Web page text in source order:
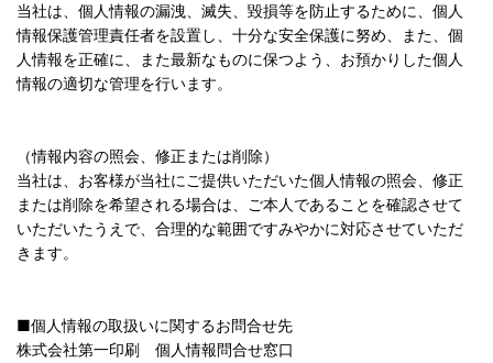
当社は、個人情報の漏洩、滅失、毀損等を防止するために、個人
情報保護管理責任者を設置し、十分な安全保護に努め、また、個
人情報を正確に、また最新なものに保つよう、お預かりした個人
情報の適切な管理を行います。
（情報内容の照会、修正または削除）
当社は、お客様が当社にご提供いただいた個人情報の照会、修正
または削除を希望される場合は、ご本人であることを確認させて
いただいたうえで、合理的な範囲ですみやかに対応させていただ
きます。
■個人情報の取扱いに関するお問合せ先
株式会社第一印刷 個人情報問合せ窓口